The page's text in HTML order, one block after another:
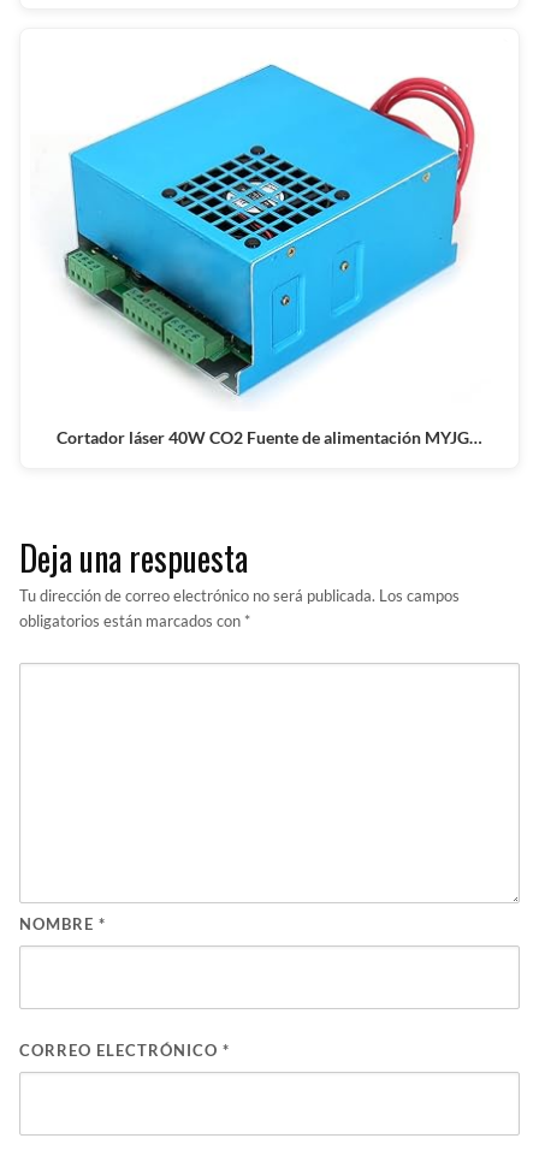
Cortador láser 40W CO2 Fuente de alimentación MYJG…
Deja una respuesta
Tu dirección de correo electrónico no será publicada. Los campos
obligatorios están marcados con *
NOMBRE *
CORREO ELECTRÓNICO *